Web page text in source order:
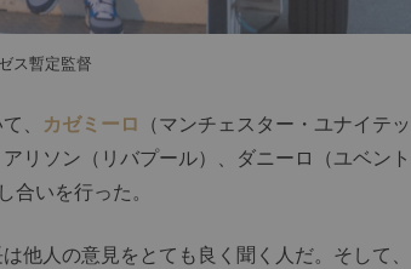
ス暫定監督
、 カゼミーロ （マンチェスター・ユナイテッ
リソン（リバプール）、ダニーロ（ユベント
いを行った。
人の意見をとても良く聞く人だ。そして、